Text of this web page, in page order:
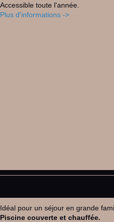
Accessible toute l'année.
Plus d'informations ->
Idéal pour un séjour en grande
Piscine couverte et chauffée.